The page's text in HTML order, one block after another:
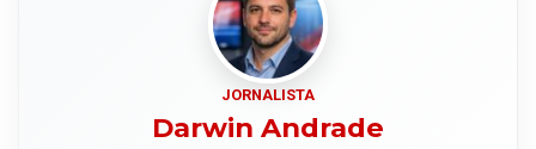
JORNALISTA
Darwin Andrade